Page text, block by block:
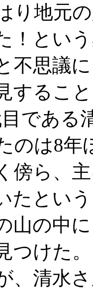
り地元
！とい
不思議
するこ
である
のは8年
傍ら、
たとい
山の中
つけた
、清水